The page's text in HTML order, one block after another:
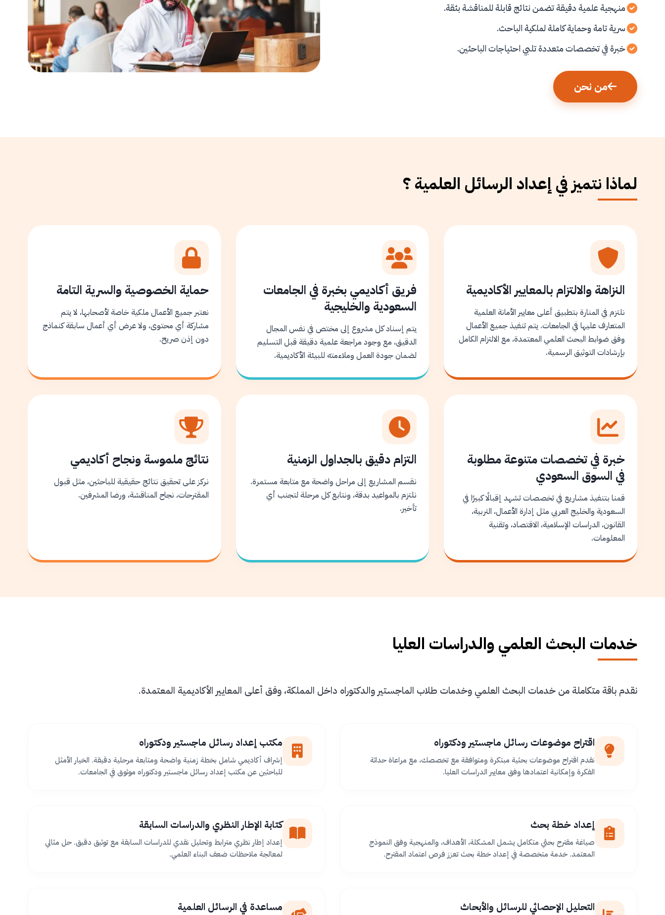
منهجية علمية دقيقة تضمن نتائج قابلة للمناقشة بثقة.
سرية تامة وحماية كاملة لملكية الباحث.
خبرة في تخصصات متعددة تلبي احتياجات الباحثين.
من نحن
لماذا نتميز في إعداد الرسائل العلمية ؟
النزاهة والالتزام بالمعايير الأكاديمية
نلتزم في المنارة بتطبيق أعلى معايير الأمانة العلمية
المتعارف عليها في الجامعات. يتم تنفيذ جميع الأعمال
وفق ضوابط البحث العلمي المعتمدة، مع الالتزام الكامل
بإرشادات التوثيق الرسمية.
فريق أكاديمي بخبرة في الجامعات
السعودية والخليجية
يتم إسناد كل مشروع إلى مختص في نفس المجال
الدقيق، مع وجود مراجعة علمية دقيقة قبل التسليم
لضمان جودة العمل وملاءمته للبيئة الأكاديمية.
حماية الخصوصية والسرية التامة
نعتبر جميع الأعمال ملكية خاصة لأصحابها، لا يتم
مشاركة أي محتوى، ولا عرض أي أعمال سابقة كنماذج
دون إذن صريح.
خبرة في تخصصات متنوعة مطلوبة
في السوق السعودي
قمنا بتنفيذ مشاريع في تخصصات تشهد إقبالًا كبيرًا في
السعودية والخليج العربي مثل إدارة الأعمال، التربية،
القانون، الدراسات الإسلامية، الاقتصاد، وتقنية
المعلومات.
التزام دقيق بالجداول الزمنية
نقسم المشاريع إلى مراحل واضحة مع متابعة مستمرة.
نلتزم بالمواعيد بدقة، ونتابع كل مرحلة لتجنب أي
تأخير.
نتائج ملموسة ونجاح أكاديمي
نركز على تحقيق نتائج حقيقية للباحثين، مثل قبول
المقترحات، نجاح المناقشة، ورضا المشرفين.
خدمات البحث العلمي والدراسات العليا
نقدم باقة متكاملة من خدمات البحث العلمي وخدمات طلاب الماجستير والدكتوراه داخل المملكة، وفق أعلى المعايير الأكاديمية المعتمدة.
اقتراح موضوعات رسائل ماجستير ودكتوراه
نقدم اقتراح موضوعات بحثية مبتكرة ومتوافقة مع تخصصك، مع مراعاة حداثة
الفكرة وإمكانية اعتمادها وفق معايير الدراسات العليا.
مكتب إعداد رسائل ماجستير ودكتوراه
إشراف أكاديمي شامل بخطة زمنية واضحة ومتابعة مرحلية دقيقة. الخيار الأمثل
للباحثين عن مكتب إعداد رسائل ماجستير ودكتوراه موثوق في الجامعات.
إعداد خطة بحث
صياغة مقترح بحثي متكامل يشمل المشكلة، الأهداف، والمنهجية وفق النموذج
المعتمد. خدمة متخصصة في إعداد خطة بحث تعزز فرص اعتماد المقترح.
كتابة الإطار النظري والدراسات السابقة
إعداد إطار نظري مترابط وتحليل نقدي للدراسات السابقة مع توثيق دقيق. حل مثالي
لمعالجة ملاحظات ضعف البناء العلمي.
التحليل الإحصائي للرسائل والأبحاث مساعدة في الرسائل العلمية